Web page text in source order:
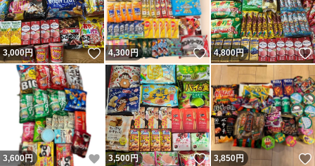
3,000円 いいね！
4,300円 いいね！
4,800円
3,600円 いいね！
3,500円 いいね！
3,850円